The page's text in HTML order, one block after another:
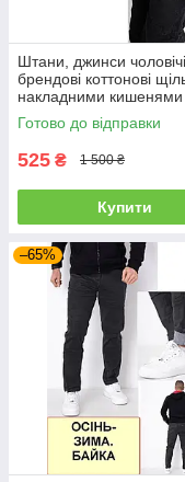
Штани, джинси чоловічі
брендові коттонові
накладними кишенями
"карго" MIGACH,
Готово до відправки
525 ₴ 1 500 ₴
Купити
–65%